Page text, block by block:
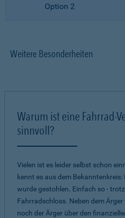
Option 2
Weitere Besonderheiten
Warum ist eine Fahrrad-
sinnvoll?
Vielen ist es leider selbst schon
kennt es aus dem Bekanntenkreis:
wurde gestohlen. Einfach so -
Fahrradschloss. Neben dem
noch der Ärger über den